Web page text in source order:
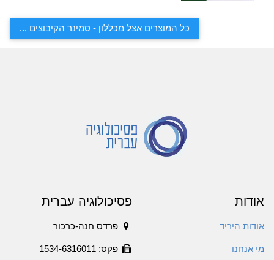
כל המוצרים אצל מכללון - סמינר הקיבוצים ...
אודות
אודות היריד
מי אנחנו
פסיכולוגיה עברית
פרדס חנה-כרכור
פקס: 1534-6316011